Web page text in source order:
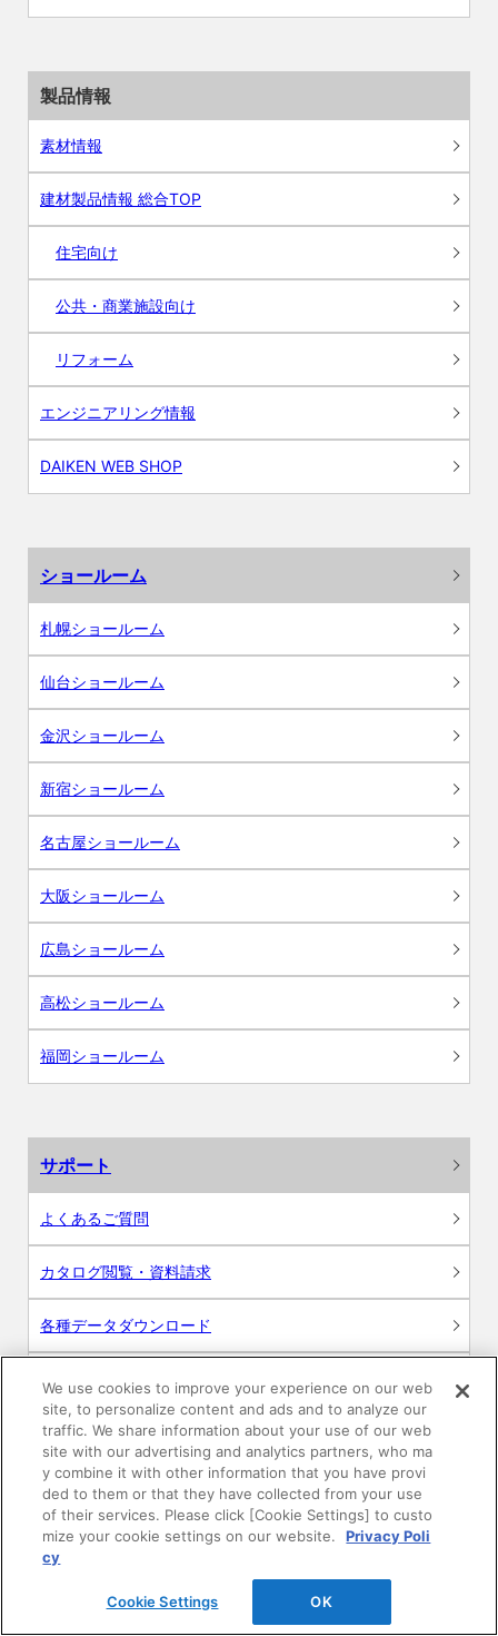
製品情報
素材情報
建材製品情報 総合TOP
住宅向け
公共・商業施設向け
リフォーム
エンジニアリング情報
DAIKEN WEB SHOP
ショールーム
札幌ショールーム
仙台ショールーム
金沢ショールーム
新宿ショールーム
名古屋ショールーム
大阪ショールーム
広島ショールーム
高松ショールーム
福岡ショールーム
サポート
よくあるご質問
カタログ閲覧・資料請求
各種データダウンロード
WEB見積・各種シミュレーション
交換用部品の購入
修理・点検
お問い合わせ
We use cookies to improve your experience on our web
site, to personalize content and ads and to analyze our
traffic. We share information about your use of our web
site with our advertising and analytics partners, who ma
y combine it with other information that you have provi
ded to them or that they have collected from your use
of their services. Please click [Cookie Settings] to custo
mize your cookie settings on our website.
Privacy Poli
cy
Cookie Settings OK